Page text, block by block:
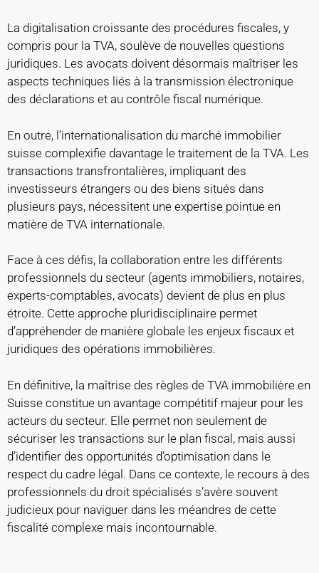
La digitalisation croissante des procédures fiscales, y
compris pour la TVA, soulève de nouvelles questions
juridiques. Les avocats doivent désormais maîtriser les
aspects techniques liés à la transmission électronique
des déclarations et au contrôle fiscal numérique.
En outre, l’internationalisation du marché immobilier
suisse complexifie davantage le traitement de la TVA. Les
transactions transfrontalières, impliquant des
investisseurs étrangers ou des biens situés dans
plusieurs pays, nécessitent une expertise pointue en
matière de TVA internationale.
Face à ces défis, la collaboration entre les différents
professionnels du secteur (agents immobiliers, notaires,
experts-comptables, avocats) devient de plus en plus
étroite. Cette approche pluridisciplinaire permet
d’appréhender de manière globale les enjeux fiscaux et
juridiques des opérations immobilières.
En définitive, la maîtrise des règles de TVA immobilière en
Suisse constitue un avantage compétitif majeur pour les
acteurs du secteur. Elle permet non seulement de
sécuriser les transactions sur le plan fiscal, mais aussi
d’identifier des opportunités d’optimisation dans le
respect du cadre légal. Dans ce contexte, le recours à des
professionnels du droit spécialisés s’avère souvent
judicieux pour naviguer dans les méandres de cette
fiscalité complexe mais incontournable.